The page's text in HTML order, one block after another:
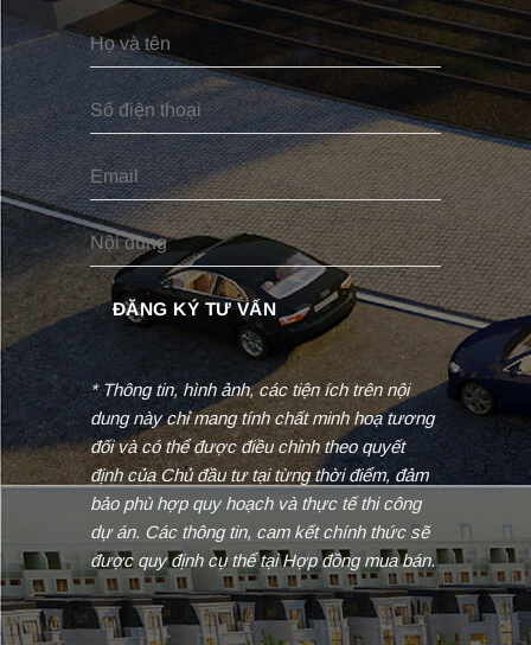
* Thông tin, hình ảnh, các tiện ích trên nội
dung này chỉ mang tính chất minh hoạ tương
đối và có thể được điều chỉnh theo quyết
định của Chủ đầu tư tại từng thời điểm, đảm
bảo phù hợp quy hoạch và thực tế thi công
dự án. Các thông tin, cam kết chính thức sẽ
được quy định cụ thể tại Hợp đồng mua bán.